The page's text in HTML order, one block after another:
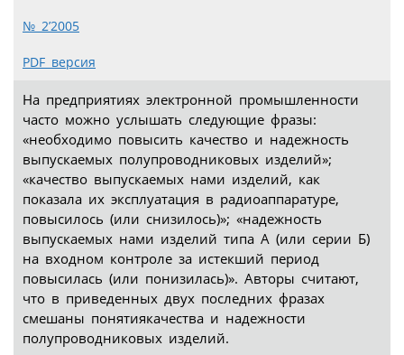
№ 2’2005
PDF версия
На предприятиях электронной промышленности
часто можно услышать следующие фразы:
«необходимо повысить качество и надежность
выпускаемых полупроводниковых изделий»;
«качество выпускаемых нами изделий, как
показала их эксплуатация в радиоаппаратуре,
повысилось (или снизилось)»; «надежность
выпускаемых нами изделий типа А (или серии Б)
на входном контроле за истекший период
повысилась (или понизилась)». Авторы считают,
что в приведенных двух последних фразах
смешаны понятиякачества и надежности
полупроводниковых изделий.